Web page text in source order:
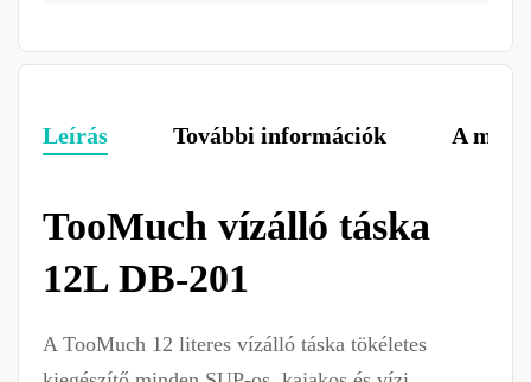
Leírás További információk A
TooMuch vízálló táska
12L DB-201
A TooMuch 12 literes vízálló táska tökéletes